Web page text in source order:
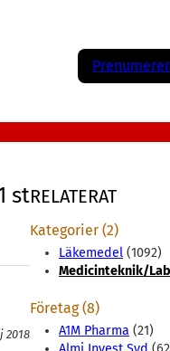
st
2018
RELATERAT
Kategorier (2)
Läkemedel (1092)
Medicinteknik/Lab
Företag (8)
A1M Pharma (21)